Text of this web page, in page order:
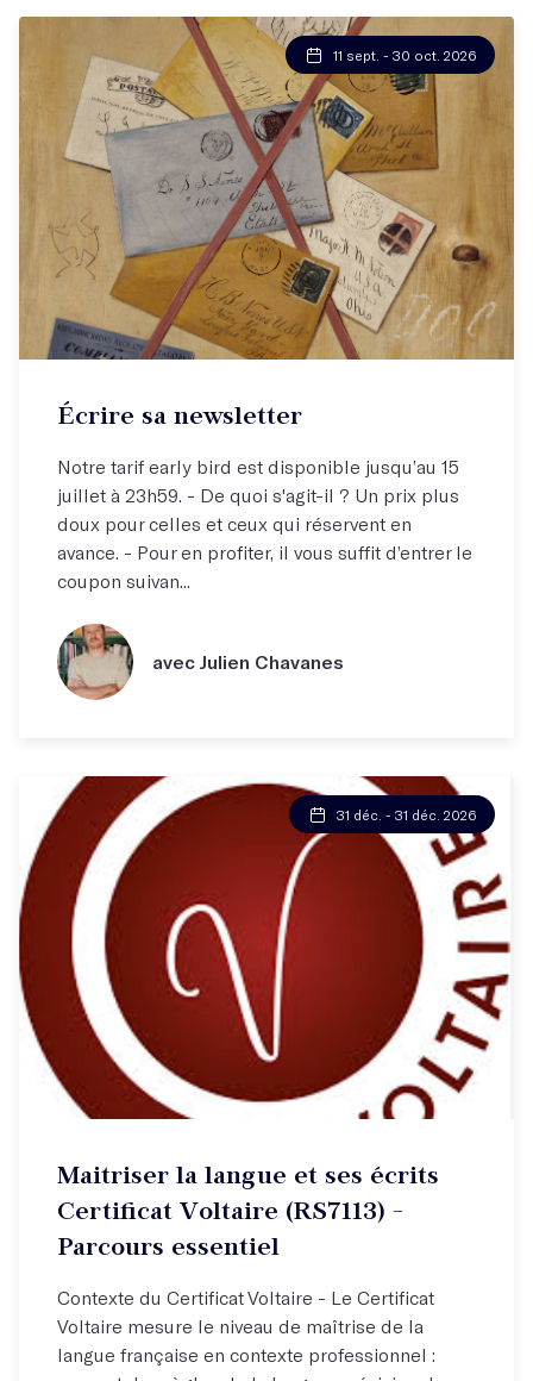
11 sept. - 30 oct. 2026
Écrire sa newsletter
Notre tarif early bird est disponible jusqu’au 15
juillet à 23h59. - De quoi s'agit-il ? Un prix plus
doux pour celles et ceux qui réservent en
avance. - Pour en profiter, il vous suffit d’entrer le
coupon suivan...
avec Julien Chavanes
31 déc. - 31 déc. 2026
Maitriser la langue et ses écrits
Certificat Voltaire (RS7113) -
Parcours essentiel
Contexte du Certificat Voltaire - Le Certificat
Voltaire mesure le niveau de maîtrise de la
langue française en contexte professionnel :